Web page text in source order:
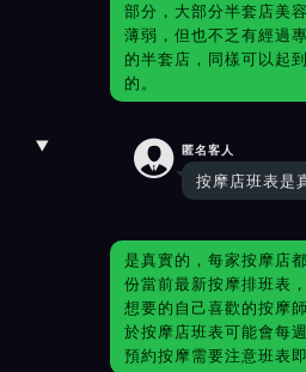
部分，大部分半套店美
薄弱，但也不乏有經過
的半套店，同樣可以起
的。
 匿名客人
按摩店班表是
是真實的，每家按摩店
份當前最新按摩排班表
想要的自己喜歡的按摩
於按摩店班表可能會每
預約按摩需要注意班表即